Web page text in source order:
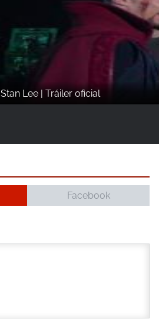
Stan Lee | Tráiler oficial
Facebook